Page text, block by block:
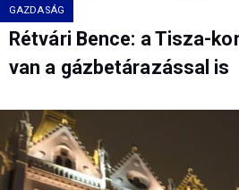
GAZDASÁG
Rétvári Bence: a Tisza-
van a gázbetárazással is